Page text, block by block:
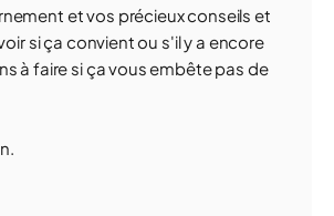
et vos précieux conseils et
si ça convient ou s'il y a encore
à faire si ça vous embête pas de